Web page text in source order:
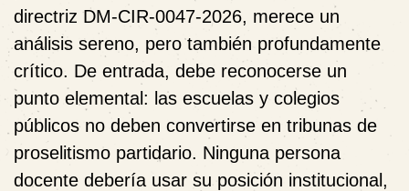
directriz DM-CIR-0047-2026, merece un
análisis sereno, pero también profundamente
crítico. De entrada, debe reconocerse un
punto elemental: las escuelas y colegios
públicos no deben convertirse en tribunas de
proselitismo partidario. Ninguna persona
docente debería usar su posición institucional,